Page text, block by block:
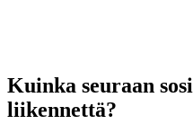
Kuinka seuraan
liikennettä?